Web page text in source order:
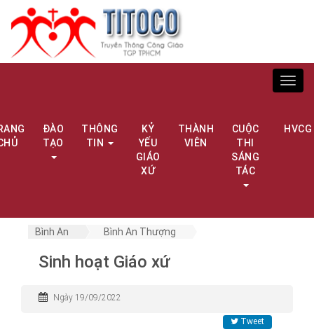
ĐÀO
TẠO
THÔNG
TIN
KỶ
YẾU
GIÁO
XỨ
THÀNH
VIÊN
CUỘC
THI
SÁNG
TÁC
HVCG
Bình An Bình An Thượng
Sinh hoạt Giáo xứ
Ngày 19/09/2022
Tweet